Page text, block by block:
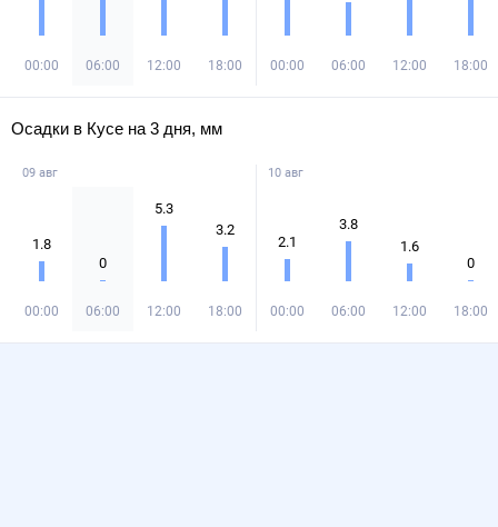
00:00 06:00 12:00 18:00 00:00 06:00 12:00 18:00
Осадки в Кусе на 3 дня, мм
09 авг
1.8
00:00
0
06:00
5.3
12:00
3.2
18:00
10 авг
2.1
00:00
3.8
06:00
1.6
12:00
0
18:00